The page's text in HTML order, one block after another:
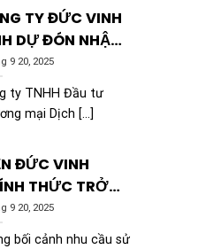
TY ĐỨC VINH
DỰ ĐÓN NHẬN
NHẬN CHINT
9 20, 2025
ty TNHH Đầu tư
mại Dịch [...]
ĐỨC VINH
THỨC TRỞ
ĐẠI LÝ ỦY
SẢN PHẨM
9 20, 2025
bối cảnh nhu cầu sử